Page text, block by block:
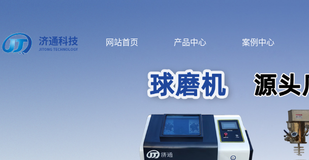
网站首页 产品中心
高速分散乳化机
新能源实验设备
电池实验室设备
篮式研磨机
破碎机
破碎机
超细粉碎机
案例中心
生产车间
资质证书